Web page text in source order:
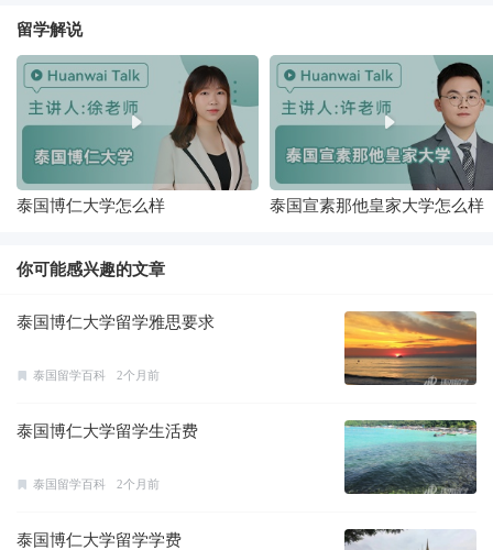
留学解说
泰国博仁大学怎么样 泰国宣素那他皇家大学怎么样
你可能感兴趣的文章
泰国博仁大学留学雅思要求
泰国留学百科 2个月前
泰国博仁大学留学生活费
泰国留学百科 2个月前
泰国博仁大学留学学费